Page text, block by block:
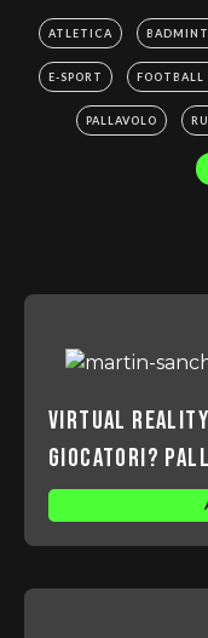
ATLETICA
E-SPORT FOOTBALL
PALLAVOLO
Virtual Reality
Giocatori?